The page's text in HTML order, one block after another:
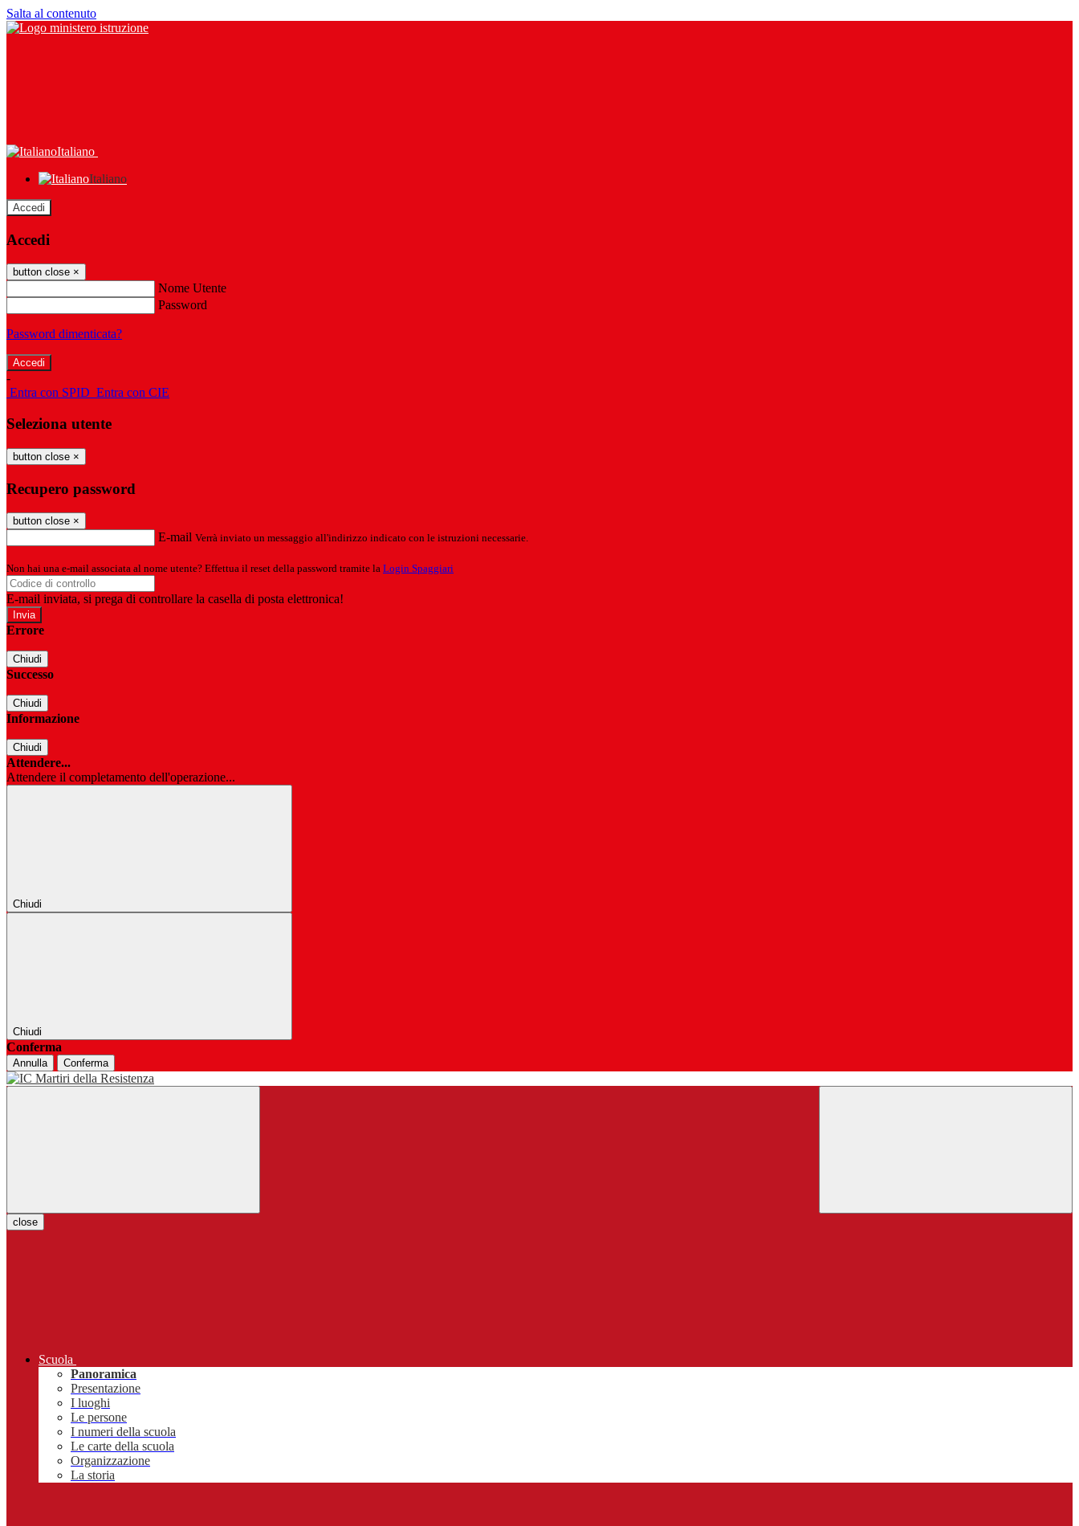
Salta al contenuto
Italiano
Italiano
Accedi
Accedi
button close ×
Nome Utente
Password
Password dimenticata?
-
Entra con SPID Entra con CIE
Seleziona utente
button close ×
Recupero password
button close ×
E-mail Verrà inviato un messaggio all'indirizzo indicato con le istruzioni necessarie.
Non hai una e-mail associata al nome utente? Effettua il reset della password tramite la Login Spaggiari
E-mail inviata, si prega di controllare la casella di posta elettronica!
Errore
Chiudi
Successo
Chiudi
Informazione
Chiudi
Attendere...
Attendere il completamento dell'operazione...
Chiudi
Chiudi
Conferma
Annulla Conferma
close
Scuola
Panoramica
Presentazione
I luoghi
Le persone
I numeri della scuola
Le carte della scuola
Organizzazione
La storia